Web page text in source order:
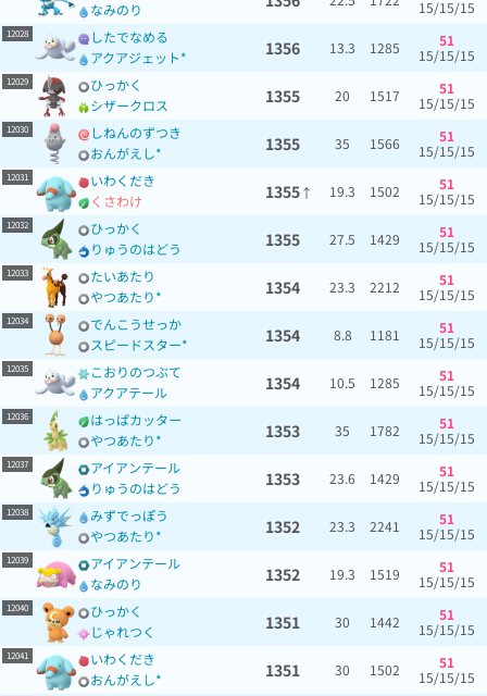
なみのり
15/15/15
12028
したでなめる
アクアジェット*
1356 13.3 1285
51
15/15/15
12029
ひっかく
シザークロス
1355 20 1517
51
15/15/15
12030
しねんのずつき
おんがえし*
1355 35 1566
51
15/15/15
12031
いわくだき
くさわけ
1355↑ 19.3 1502
51
15/15/15
12032
ひっかく
りゅうのはどう
1355 27.5 1429
51
15/15/15
12033
たいあたり
やつあたり*
1354 23.3 2212
51
15/15/15
12034
でんこうせっか
スピードスター*
1354 8.8 1181
51
15/15/15
12035
こおりのつぶて
アクアテール
1354 10.5 1285
51
15/15/15
12036
はっぱカッター
やつあたり*
1353 35 1782
51
15/15/15
12037
アイアンテール
りゅうのはどう
1353 23.6 1429
51
15/15/15
12038
みずでっぽう
やつあたり*
1352 23.3 2241
51
15/15/15
12039
アイアンテール
なみのり
1352 19.3 1519
51
15/15/15
12040
ひっかく
じゃれつく
1351 30 1442
51
15/15/15
12041
いわくだき
おんがえし*
1351 30 1502
51
15/15/15